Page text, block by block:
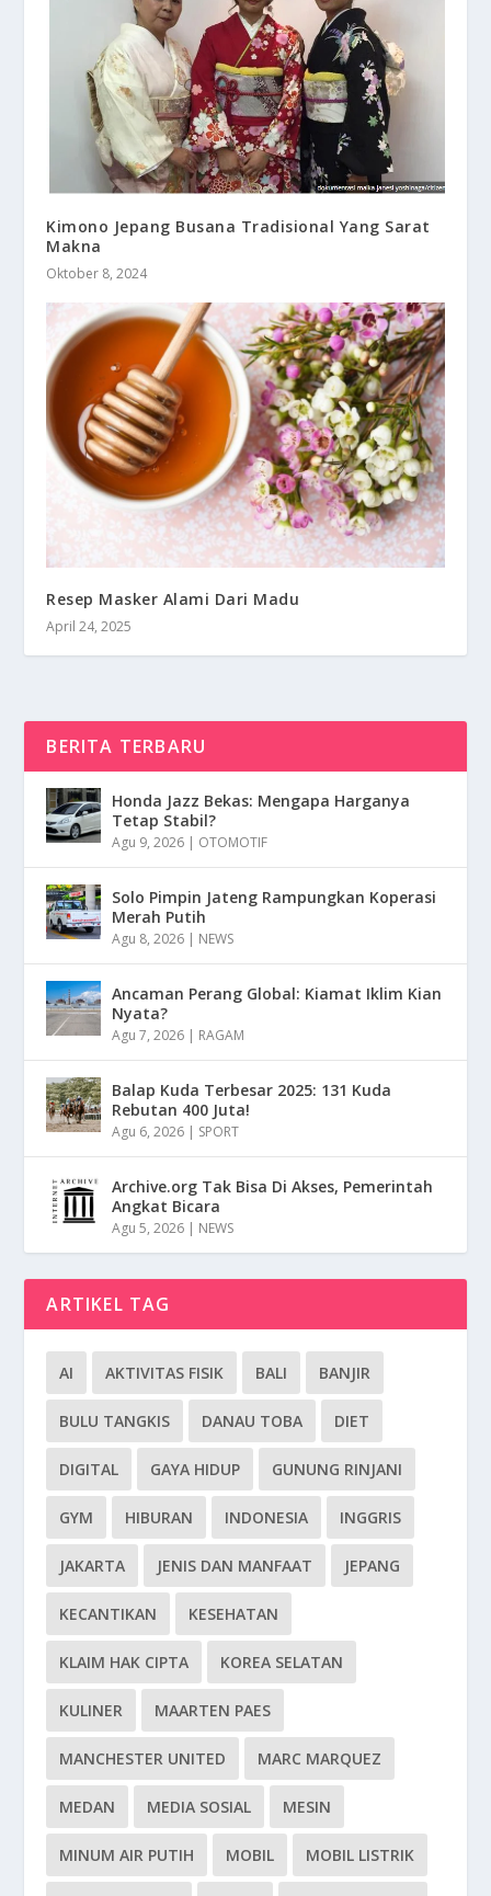
Kimono Jepang Busana Tradisional Yang Sarat
Makna
Oktober 8, 2024
Resep Masker Alami Dari Madu
April 24, 2025
BERITA TERBARU
Honda Jazz Bekas: Mengapa Harganya
Tetap Stabil?
Agu 9, 2026 | OTOMOTIF
Solo Pimpin Jateng Rampungkan Koperasi
Merah Putih
Agu 8, 2026 | NEWS
Ancaman Perang Global: Kiamat Iklim Kian
Nyata?
Agu 7, 2026 | RAGAM
Balap Kuda Terbesar 2025: 131 Kuda
Rebutan 400 Juta!
Agu 6, 2026 | SPORT
Archive.org Tak Bisa Di Akses, Pemerintah
Angkat Bicara
Agu 5, 2026 | NEWS
ARTIKEL TAG
AI AKTIVITAS FISIK BALI BANJIR
BULU TANGKIS DANAU TOBA DIET
DIGITAL GAYA HIDUP GUNUNG RINJANI
GYM HIBURAN INDONESIA INGGRIS
JAKARTA JENIS DAN MANFAAT JEPANG
KECANTIKAN KESEHATAN
KLAIM HAK CIPTA KOREA SELATAN
KULINER MAARTEN PAES
MANCHESTER UNITED MARC MARQUEZ
MEDAN MEDIA SOSIAL MESIN
MINUM AIR PUTIH MOBIL MOBIL LISTRIK